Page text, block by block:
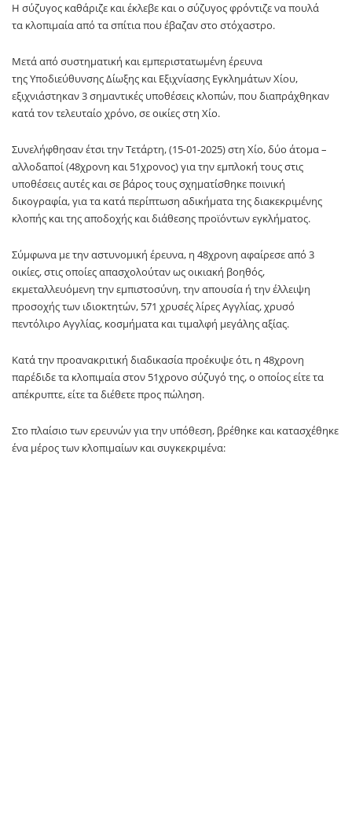
Η σύζυγος καθάριζε και έκλεβε και ο σύζυγος φρόντιζε να πουλά
τα κλοπιμαία από τα σπίτια που έβαζαν στο στόχαστρο.
Μετά από συστηματική και εμπεριστατωμένη έρευνα
της Υποδιεύθυνσης Δίωξης και Εξιχνίασης Εγκλημάτων Χίου,
εξιχνιάστηκαν 3 σημαντικές υποθέσεις κλοπών, που διαπράχθηκαν
κατά τον τελευταίο χρόνο, σε οικίες στη Χίο.
Συνελήφθησαν έτσι την Τετάρτη, (15-01-2025) στη Χίο, δύο άτομα –
αλλοδαποί (48χρονη και 51χρονος) για την εμπλοκή τους στις
υποθέσεις αυτές και σε βάρος τους σχηματίσθηκε ποινική
δικογραφία, για τα κατά περίπτωση αδικήματα της διακεκριμένης
κλοπής και της αποδοχής και διάθεσης προϊόντων εγκλήματος.
Σύμφωνα με την αστυνομική έρευνα, η 48χρονη αφαίρεσε από 3
οικίες, στις οποίες απασχολούταν ως οικιακή βοηθός,
εκμεταλλευόμενη την εμπιστοσύνη, την απουσία ή την έλλειψη
προσοχής των ιδιοκτητών, 571 χρυσές λίρες Αγγλίας, χρυσό
πεντόλιρο Αγγλίας, κοσμήματα και τιμαλφή μεγάλης αξίας.
Κατά την προανακριτική διαδικασία προέκυψε ότι, η 48χρονη
παρέδιδε τα κλοπιμαία στον 51χρονο σύζυγό της, ο οποίος είτε τα
απέκρυπτε, είτε τα διέθετε προς πώληση.
Στο πλαίσιο των ερευνών για την υπόθεση, βρέθηκε και κατασχέθηκε
ένα μέρος των κλοπιμαίων και συγκεκριμένα: